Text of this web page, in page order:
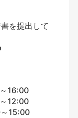
を提出して
16:00
12:00
15:00